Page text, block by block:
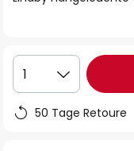
1
50 Tage Retoure